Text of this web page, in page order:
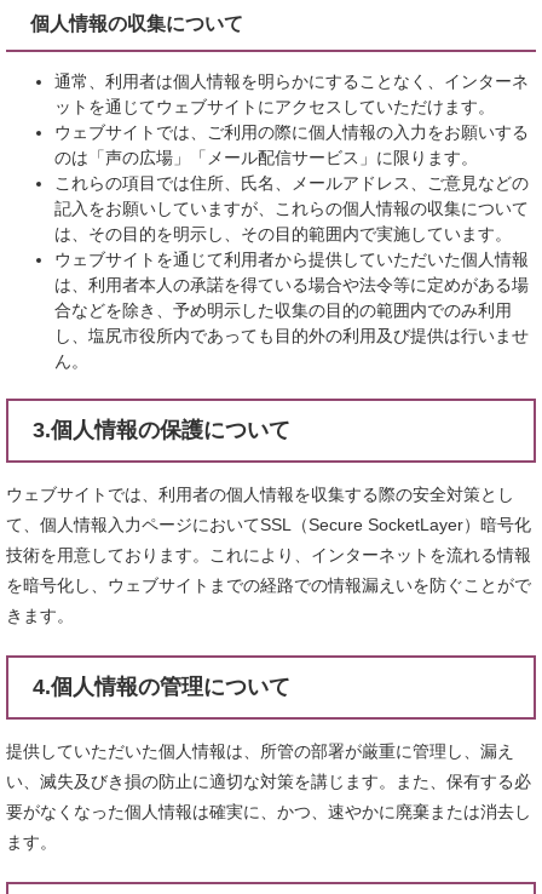
個人情報の収集について
通常、利用者は個人情報を明らかにすることなく、インターネ
ットを通じてウェブサイトにアクセスしていただけます。
ウェブサイトでは、ご利用の際に個人情報の入力をお願いする
のは「声の広場」「メール配信サービス」に限ります。
これらの項目では住所、氏名、メールアドレス、ご意見などの
記入をお願いしていますが、これらの個人情報の収集について
は、その目的を明示し、その目的範囲内で実施しています。
ウェブサイトを通じて利用者から提供していただいた個人情報
は、利用者本人の承諾を得ている場合や法令等に定めがある場
合などを除き、予め明示した収集の目的の範囲内でのみ利用
し、塩尻市役所内であっても目的外の利用及び提供は行いませ
ん。
3.個人情報の保護について
ウェブサイトでは、利用者の個人情報を収集する際の安全対策とし
て、個人情報入力ページにおいてSSL（Secure SocketLayer）暗号化
技術を用意しております。これにより、インターネットを流れる情報
を暗号化し、ウェブサイトまでの経路での情報漏えいを防ぐことがで
きます。
4.個人情報の管理について
提供していただいた個人情報は、所管の部署が厳重に管理し、漏え
い、滅失及びき損の防止に適切な対策を講じます。また、保有する必
要がなくなった個人情報は確実に、かつ、速やかに廃棄または消去し
ます。